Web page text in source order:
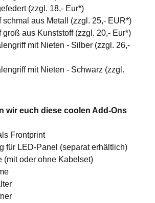
(zzgl. 18,- Eur*)
schmal aus Metall (zzgl. 25,- EUR*)
groß aus Kunststoff (zzgl. 20,- Eur*)
mit Nieten - Silber (zzgl. 26,-
mit Nieten - Schwarz (zzgl.
wir euch diese coolen Add-Ons
Frontprint
für LED-Panel (separat erhältlich)
(mit oder ohne Kabelset)